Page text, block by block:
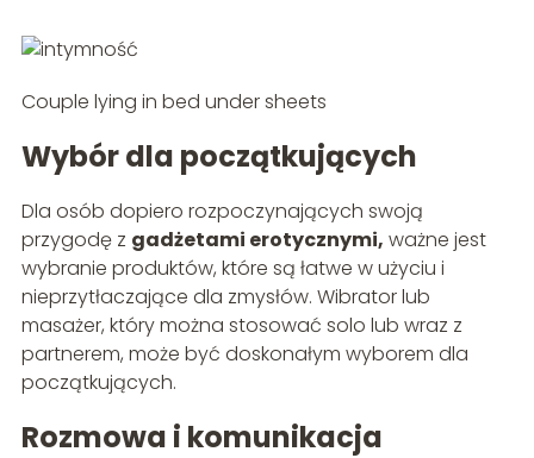
Couple lying in bed under sheets
Wybór dla początkujących
Dla osób dopiero rozpoczynających swoją
przygodę z gadżetami erotycznymi, ważne jest
wybranie produktów, które są łatwe w użyciu i
nieprzytłaczające dla zmysłów. Wibrator lub
masażer, który można stosować solo lub wraz z
partnerem, może być doskonałym wyborem dla
początkujących.
Rozmowa i komunikacja